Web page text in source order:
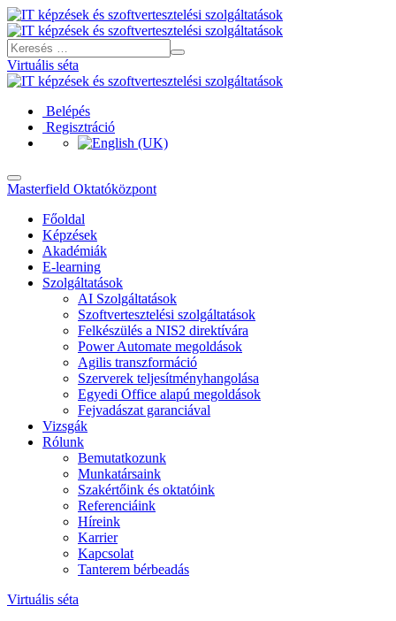
Virtuális séta
Belépés
Regisztráció
Masterfield Oktatóközpont
Főoldal
Képzések
Akadémiák
E-learning
Szolgáltatások
AI Szolgáltatások
Szoftvertesztelési szolgáltatások
Felkészülés a NIS2 direktívára
Power Automate megoldások
Agilis transzformáció
Szerverek teljesítményhangolása
Egyedi Office alapú megoldások
Fejvadászat garanciával
Vizsgák
Rólunk
Bemutatkozunk
Munkatársaink
Szakértőink és oktatóink
Referenciáink
Híreink
Karrier
Kapcsolat
Tanterem bérbeadás
Virtuális séta